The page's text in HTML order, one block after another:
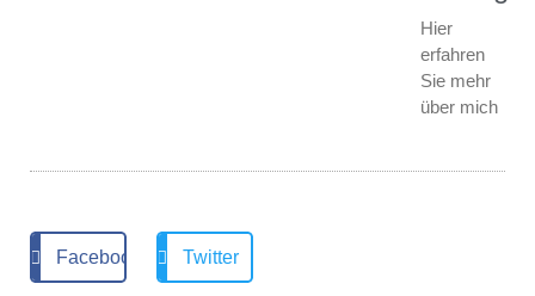
Hier
erfahren
Sie mehr
über mich
Facebook Twitter